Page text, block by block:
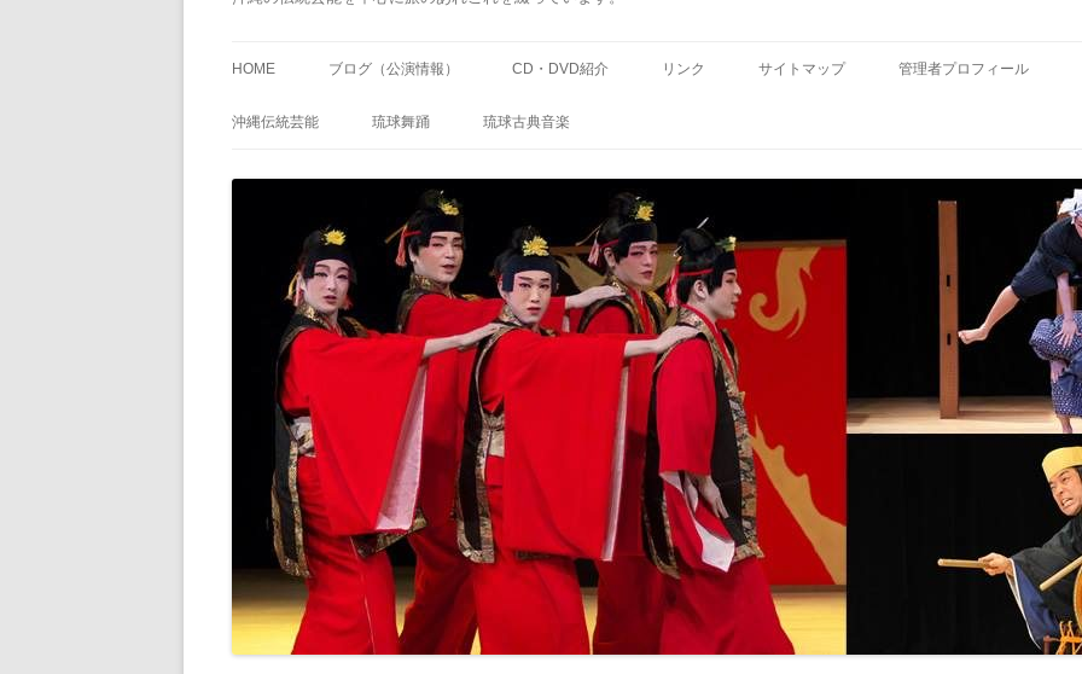
ン
ッ
HOME ブログ（公演情報） CD・DVD紹介 リンク サイトマップ 管理者プロフィール
沖縄伝統芸能 琉球舞踊 琉球古典音楽